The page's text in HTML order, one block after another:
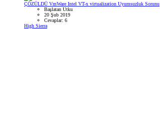
ÇÖZÜLDÜ VmWare Intel VT-x virtualization Uyumsuzluk Sorunu
Başlatan Utku
20 Şub 2019
Cevaplar: 6
High Sierra